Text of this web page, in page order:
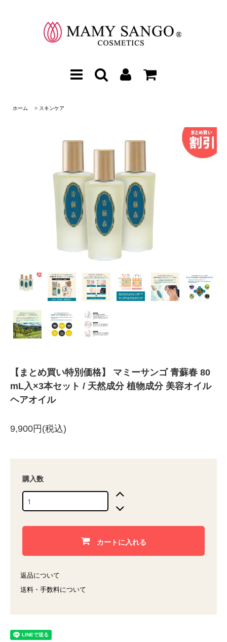
ホーム > スキンケア
【まとめ買い特別価格】 マミーサンゴ 青蘇春 80
mL入×3本セット / 天然成分 植物成分 美容オイル
ヘアオイル
9,900円(税込)
購入数
カートに入れる
返品について
送料・手数料について